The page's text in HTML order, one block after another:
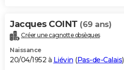
Jacques COINT (69 ans)
Créer une cagnotte obsèques
Naissance
20/04/1952 à Liévin (Pas-de-Calais)